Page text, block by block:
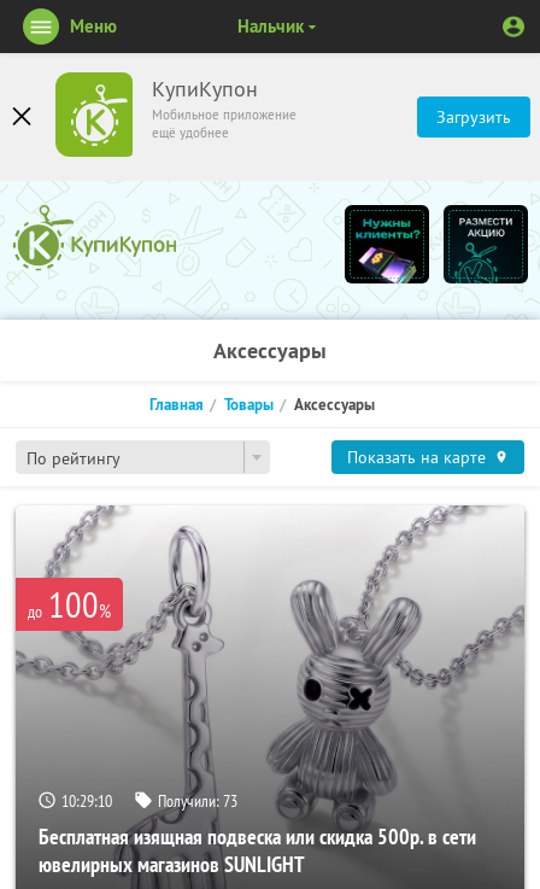
КупиКупон
Мобильное приложение
ещё удобнее
Загрузить
Меню Нальчик
Аксессуары
По рейтингу
Главная Товары Аксессуары
Показать на карте
до 100%
10:29:10 Получили:73
Бесплатная изящная подвеска или скидка 500р. в сети
ювелирных магазинов SUNLIGHT